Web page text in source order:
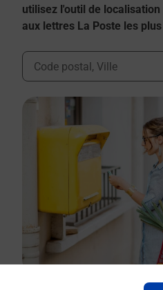
utilisez l'outil de
aux lettres La Poste les
Ville, Département, Code